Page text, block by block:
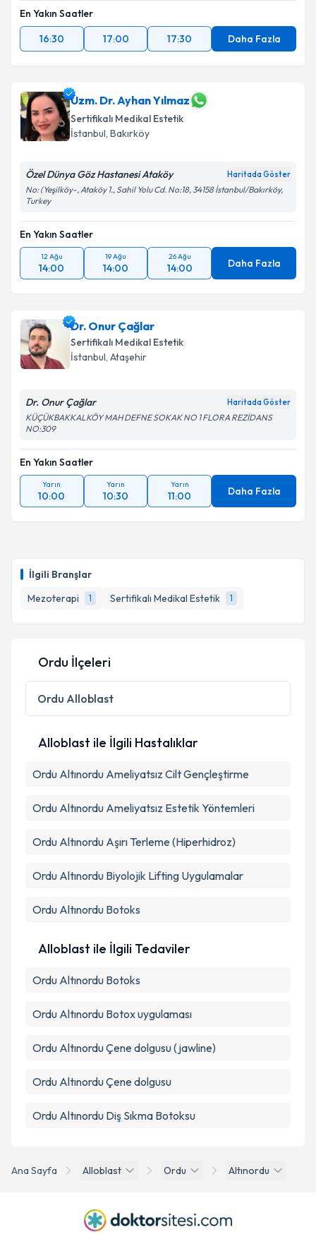
İlgili Branşlar
Mezoterapi
1 Sertifikalı Medikal Estetik 1
En Yakın Saatler
16:30
17:00 17:30 Daha Fazla
Uzm. Dr. Ayhan Yılmaz
Sertifikalı Medikal Estetik
İstanbul, Bakırköy
Özel Dünya Göz Hastanesi Ataköy Haritada Göster
No: (Yeşilköy-, Ataköy 1., Sahil Yolu Cd. No:18, 34158 İstanbul/Bakırköy,
Turkey
En Yakın Saatler
12 Ağu
14:00
19 Ağu
14:00
26 Ağu
14:00 Daha Fazla
Dr. Onur Çağlar
Sertifikalı Medikal Estetik
İstanbul, Ataşehir
Dr. Onur Çağlar Haritada Göster
KÜÇÜKBAKKALKÖY MAH DEFNE SOKAK NO 1 FLORA REZİDANS
NO:309
En Yakın Saatler
Yarın
10:00
Yarın
10:30
Yarın
11:00 Daha Fazla
Ana Sayfa Alloblast Ordu Altınordu
Ordu İlçeleri
Ordu Alloblast
Alloblast ile İlgili Hastalıklar
Ordu Altınordu Ameliyatsız Cilt Gençleştirme
Ordu Altınordu Ameliyatsız Estetik Yöntemleri
Ordu Altınordu Aşırı Terleme (Hiperhidroz)
Ordu Altınordu Biyolojik Lifting Uygulamalar
Ordu Altınordu Botoks
Alloblast ile İlgili Tedaviler
Ordu Altınordu Botoks
Ordu Altınordu Botox uygulaması
Ordu Altınordu Çene dolgusu (jawline)
Ordu Altınordu Çene dolgusu
Ordu Altınordu Diş Sıkma Botoksu